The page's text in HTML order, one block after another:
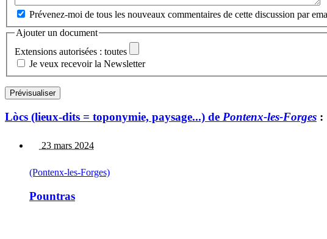
Prévenez-moi de tous les nouveaux commentaires de cette discussion par
Ajouter un document
Extensions autorisées : toutes
Je veux recevoir la Newsletter
Lòcs (lieux-dits = toponymie, paysage...) de Pontenx-les-Forges :
23 mars 2024
(Pontenx-les-Forges)
Pountras